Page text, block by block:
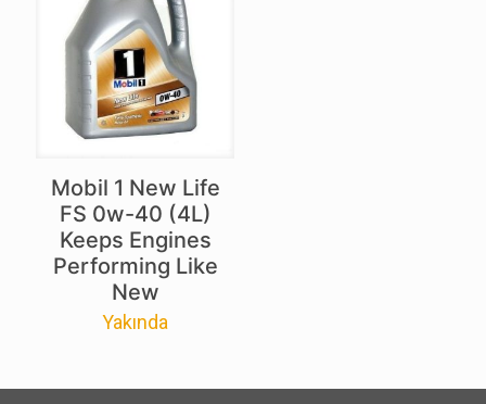
Mobil 1 New Life
FS 0w-40 (4L)
Keeps Engines
Performing Like
New
Yakında